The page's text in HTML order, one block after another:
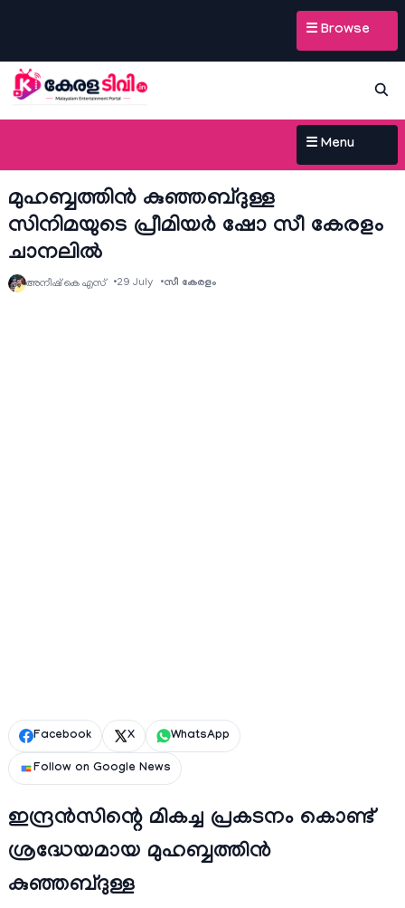
☰ Browse
☰ Menu
മുഹബ്ബത്തിൻ കുഞ്ഞബ്ദുള്ള
സിനിമയുടെ പ്രീമിയര്‍ ഷോ സീ കേരളം
ചാനലില്‍
അനീഷ്‌ കെ എസ് 29 July സീ കേരളം
Facebook X WhatsApp
Follow on Google News
ഇന്ദ്രൻസിന്റെ മികച്ച പ്രകടനം കൊണ്ട്
ശ്രദ്ധേയമായ മുഹബ്ബത്തിൻ
കുഞ്ഞബ്ദുള്ള